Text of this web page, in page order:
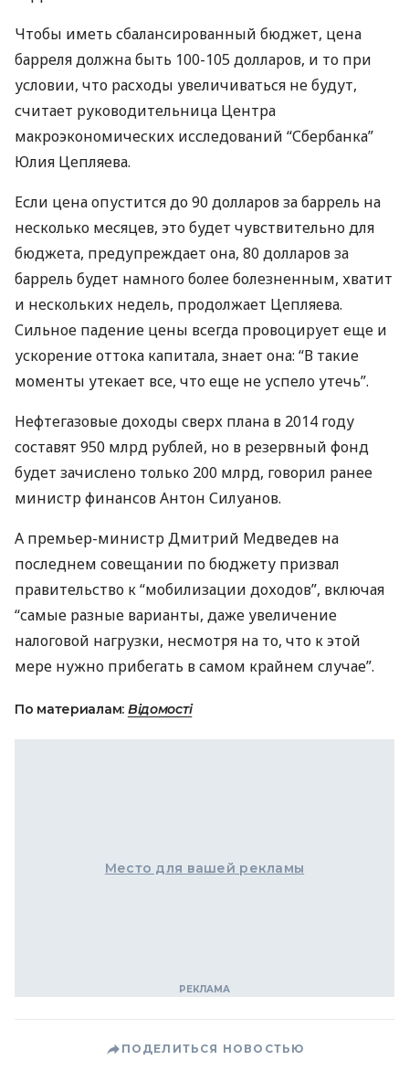
Чтобы иметь сбалансированный бюджет, цена
барреля должна быть 100-105 долларов, и то при
условии, что расходы увеличиваться не будут,
считает руководительница Центра
макроэкономических исследований “Сбербанка”
Юлия Цепляева.
Если цена опустится до 90 долларов за баррель на
несколько месяцев, это будет чувствительно для
бюджета, предупреждает она, 80 долларов за
баррель будет намного более болезненным, хватит
и нескольких недель, продолжает Цепляева.
Сильное падение цены всегда провоцирует еще и
ускорение оттока капитала, знает она: “В такие
моменты утекает все, что еще не успело утечь”.
Нефтегазовые доходы сверх плана в 2014 году
составят 950 млрд рублей, но в резервный фонд
будет зачислено только 200 млрд, говорил ранее
министр финансов Антон Силуанов.
А премьер-министр Дмитрий Медведев на
последнем совещании по бюджету призвал
правительство к “мобилизации доходов”, включая
“самые разные варианты, даже увеличение
налоговой нагрузки, несмотря на то, что к этой
мере нужно прибегать в самом крайнем случае”.
По материалам: Відомості
Место для вашей рекламы
ПОДЕЛИТЬСЯ НОВОСТЬЮ